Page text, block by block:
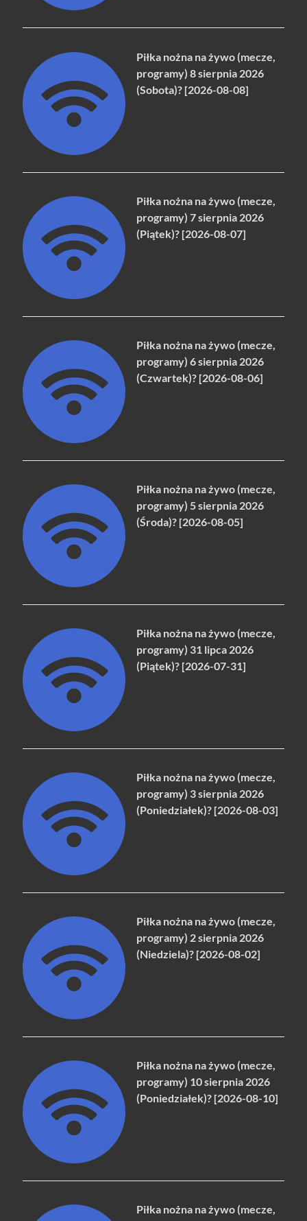
Piłka nożna na żywo (mecze,
programy) 8 sierpnia 2026
(Sobota)? [2026-08-08]
Piłka nożna na żywo (mecze,
programy) 7 sierpnia 2026
(Piątek)? [2026-08-07]
Piłka nożna na żywo (mecze,
programy) 6 sierpnia 2026
(Czwartek)? [2026-08-06]
Piłka nożna na żywo (mecze,
programy) 5 sierpnia 2026
(Środa)? [2026-08-05]
Piłka nożna na żywo (mecze,
programy) 31 lipca 2026
(Piątek)? [2026-07-31]
Piłka nożna na żywo (mecze,
programy) 3 sierpnia 2026
(Poniedziałek)? [2026-08-03]
Piłka nożna na żywo (mecze,
programy) 2 sierpnia 2026
(Niedziela)? [2026-08-02]
Piłka nożna na żywo (mecze,
programy) 10 sierpnia 2026
(Poniedziałek)? [2026-08-10]
Piłka nożna na żywo (mecze,